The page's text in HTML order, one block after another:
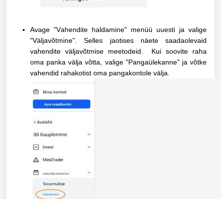
Avage "Vahendite haldamine" menüü uuesti ja valige
"Väljavõtmine". Selles jaotises näete saadaolevaid
vahendite väljavõtmise meetodeid. Kui soovite raha
oma panka välja võtta, valige "Pangaülekanne" ja võtke
vahendid rahakotist oma pangakontole välja.